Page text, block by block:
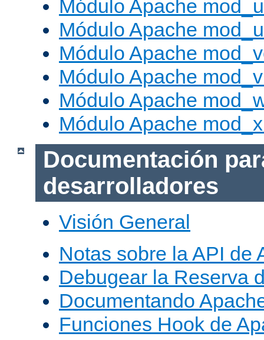
Módulo Apache
Módulo Apache
Módulo Apache
Módulo Apache
Módulo Apache
Módulo Apache
Documentación
desarrolladores
Visión General
Notas sobre la API de
Debugear la Reserva
Documentando
Funciones Hook de